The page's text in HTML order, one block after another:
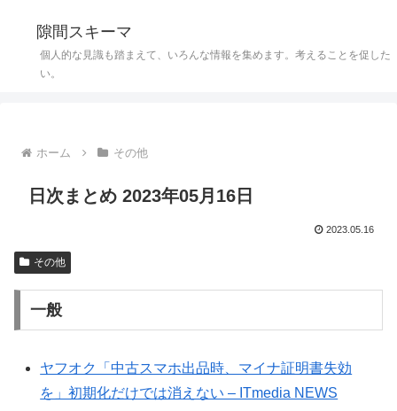
隙間スキーマ
個人的な見識も踏まえて、いろんな情報を集めます。考えることを促した
い。
ホーム その他
日次まとめ 2023年05月16日
2023.05.16
その他
一般
ヤフオク「中古スマホ出品時、マイナ証明書失効
を」初期化だけでは消えない – ITmedia NEWS